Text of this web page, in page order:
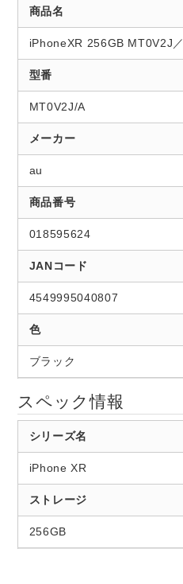
商品名
iPhoneXR 256GB MT0V2J
型番
MT0V2J/A
メーカー
au
商品番号
018595624
JANコード
4549995040807
色
ブラック
スペック情報
シリーズ名
iPhone XR
ストレージ
256GB